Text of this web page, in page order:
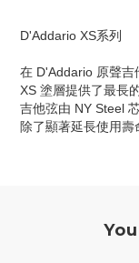
D'Addario XS系列
在 D'Addario 原聲吉
XS 塗層提供了最長
吉他弦由 NY Steel
除了顯著延長使用